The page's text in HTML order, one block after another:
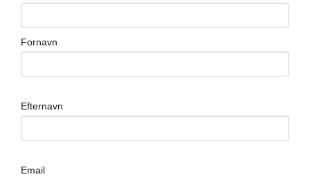
Fornavn
Efternavn
Email